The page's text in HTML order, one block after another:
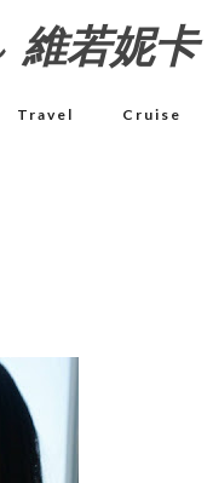
維若妮卡
Travel Cruise